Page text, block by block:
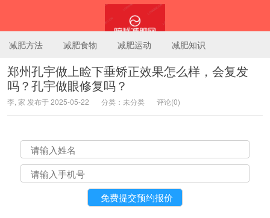
陪我减肥网
减肥方法 减肥食物 减肥运动 减肥知识
郑州孔宇做上睑下垂矫正效果怎么样，会复发
吗？孔宇做眼修复吗？
李, 家 发布于 2025-05-22 分类：未分类 评论(0)